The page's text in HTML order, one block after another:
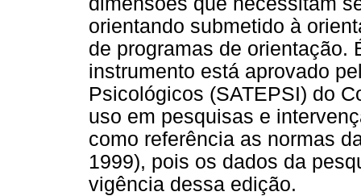
orientando submetido à
de programas de orientação.
instrumento está aprovado
Psicológicos (SATEPSI) do
uso em pesquisas e
como referência as normas
1999), pois os dados da
vigência dessa edição.